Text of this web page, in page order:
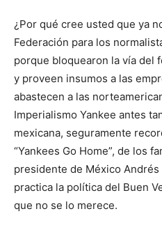
¿Por qué cree usted que ya
Federación para los
porque bloquearon la vía del
y proveen insumos a las
abastecen a las
Imperialismo Yankee antes
mexicana, seguramente
“Yankees Go Home”, de los
presidente de México Andrés
practica la política del Buen
que no se lo merece.